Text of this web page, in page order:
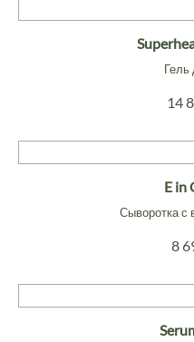
Гель
14
E in
Сыворотка с
8